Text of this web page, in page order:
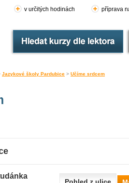
v určitých hodinách příprava
Jazykové školy Pardubice > Učíme srdcem